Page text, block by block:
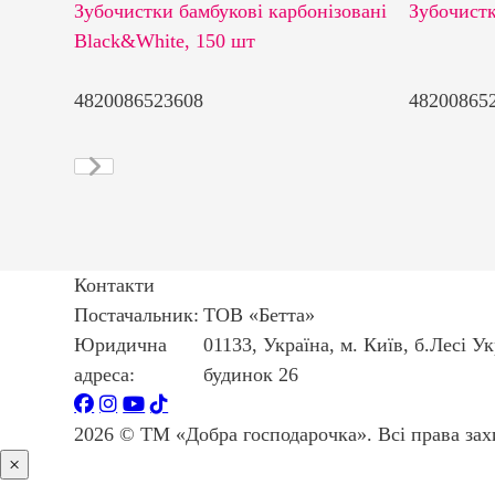
Зубочистки бамбукові карбонізовані
Black&White, 150 шт
4820086523608
Контакти
Постачальник: ТОВ «Бетта»
Юридична
адреса:
01133, Україна, м. Київ, б.Лесі
будинок 26
2026 © ТМ «Добра господарочка». Всі права
×